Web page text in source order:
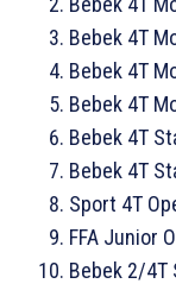
Bebek 4T
Bebek 4T
Bebek 4T
Bebek 4T
Bebek 4T
Sport 4T
FFA Junior
Bebek 2/4T